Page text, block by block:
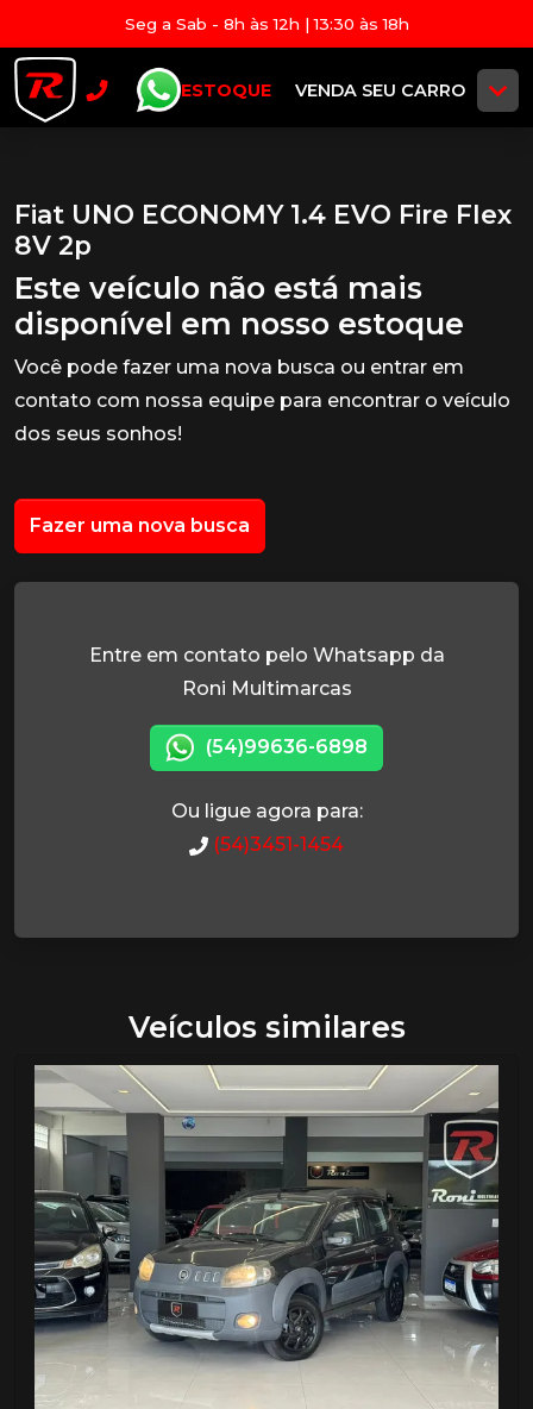
Seg a Sab - 8h às 12h | 13:30 às 18h
ESTOQUE VENDA SEU CARRO
Fiat UNO ECONOMY 1.4 EVO Fire Flex
8V 2p
Este veículo não está mais
disponível em nosso estoque
Você pode fazer uma nova busca ou entrar em
contato com nossa equipe para encontrar o veículo
dos seus sonhos!
Fazer uma nova busca
Entre em contato pelo Whatsapp da
Roni Multimarcas
(54)99636-6898
Ou ligue agora para:
(54)3451-1454
Veículos similares